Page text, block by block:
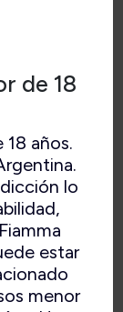
de 18
años.
lo
estar
menor